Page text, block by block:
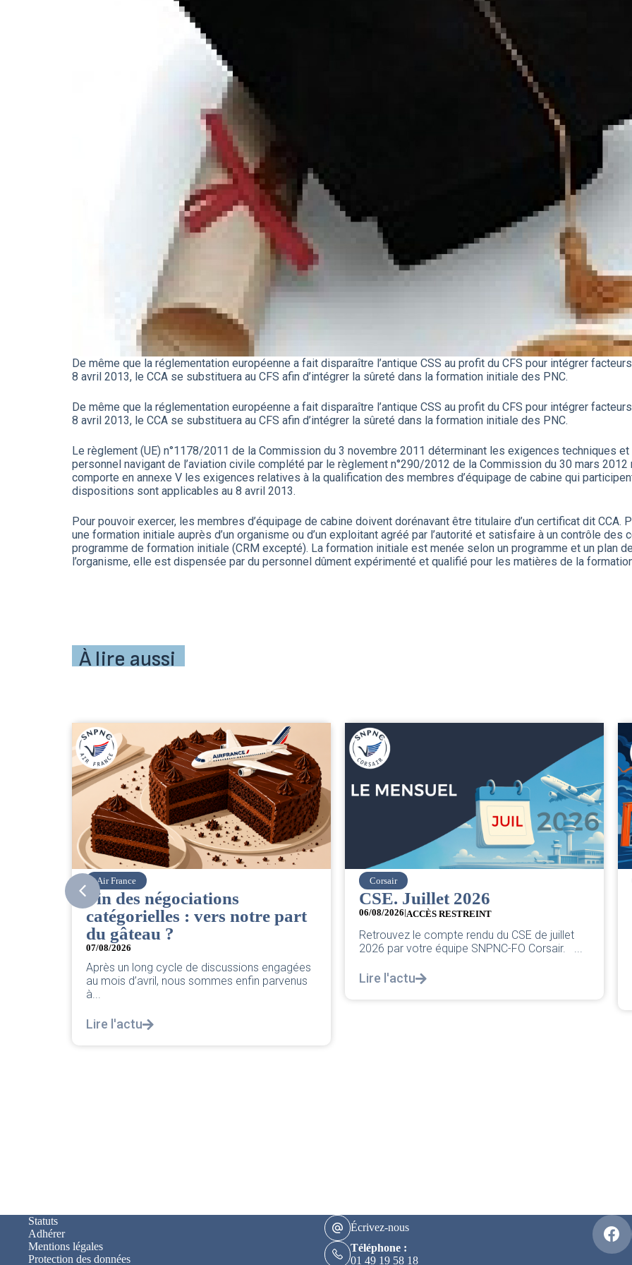
De même que la réglementation européenne a fait disparaître l’antique CSS au profit du CFS pour intégrer
8 avril 2013, le CCA se substituera au CFS afin d’intégrer la sûreté dans la formation initiale des PNC.
De même que la réglementation européenne a fait disparaître l’antique CSS au profit du CFS pour intégrer
8 avril 2013, le CCA se substituera au CFS afin d’intégrer la sûreté dans la formation initiale des PNC.
Le règlement (UE) n°1178/2011 de la Commission du 3 novembre 2011 déterminant les exigences techniques
personnel navigant de l’aviation civile complété par le règlement n°290/2012 de la Commission du 30 mars
comporte en annexe V les exigences relatives à la qualification des membres d’équipage de cabine qui
dispositions sont applicables au 8 avril 2013.
Pour pouvoir exercer, les membres d’équipage de cabine doivent dorénavant être titulaire d’un certificat dit
une formation initiale auprès d’un organisme ou d’un exploitant agréé par l’autorité et satisfaire à un contrôle
programme de formation initiale (CRM excepté). La formation initiale est menée selon un programme et un plan
l’organisme, elle est dispensée par du personnel dûment expérimenté et qualifié pour les matières de la
À lire aussi
Corsair
CSE. Juillet 2026
06/08/2026|ACCÈS RESTREINT
Retrouvez le compte rendu du CSE de juillet
2026 par votre équipe SNPNC-FO Corsair. ...
Lire l'actu
easyJet
Grève chez easyJet
05/08/2026
Chers collègues, La direction vient de sortir sa
classique pleurnicherie corporate. On va la
décortiquer...
Lire l'actu
Statuts
Adhérer
Mentions légales
Protection des données
Écrivez-nous
Téléphone :
01 49 19 58 18